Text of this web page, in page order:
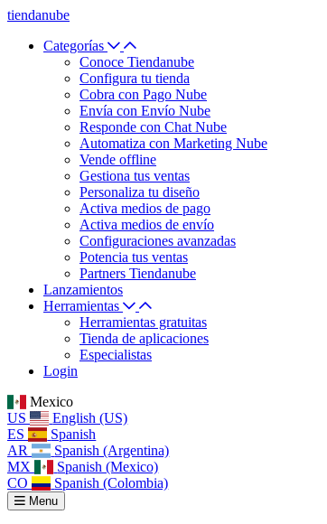
tiendanube
Categorías
Conoce Tiendanube
Configura tu tienda
Cobra con Pago Nube
Envía con Envío Nube
Responde con Chat Nube
Automatiza con Marketing Nube
Vende offline
Gestiona tus ventas
Personaliza tu diseño
Activa medios de pago
Activa medios de envío
Configuraciones avanzadas
Potencia tus ventas
Partners Tiendanube
Lanzamientos
Herramientas
Herramientas gratuitas
Tienda de aplicaciones
Especialistas
Login
Mexico
US
English (US)
ES
Spanish
AR
Spanish (Argentina)
MX
Spanish (Mexico)
CO
Spanish (Colombia)
Menu